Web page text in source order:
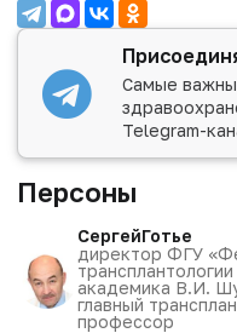
Самые
Telegram-
Персоны
СергейГотье
директор ФГУ
академика В.И.
главный
профессор